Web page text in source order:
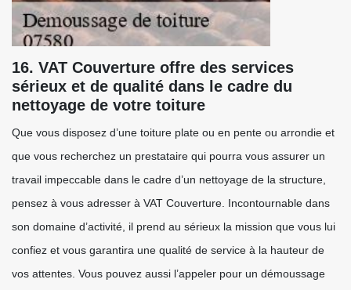
16. VAT Couverture offre des services
sérieux et de qualité dans le cadre du
nettoyage de votre toiture
Que vous disposez d’une toiture plate ou en pente ou arrondie et
que vous recherchez un prestataire qui pourra vous assurer un
travail impeccable dans le cadre d’un nettoyage de la structure,
pensez à vous adresser à VAT Couverture. Incontournable dans
son domaine d’activité, il prend au sérieux la mission que vous lui
confiez et vous garantira une qualité de service à la hauteur de
vos attentes. Vous pouvez aussi l’appeler pour un démoussage